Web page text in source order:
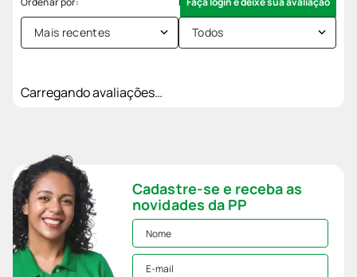
Mais recentes Todos
Carregando avaliações…
Cadastre-se e receba as
novidades da PP